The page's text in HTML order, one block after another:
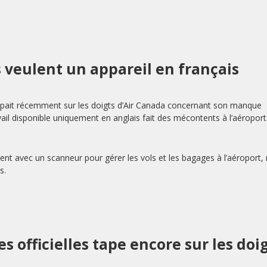
veulent un appareil en français
récemment sur les doigts d’Air Canada concernant son manque
disponible uniquement en anglais fait des mécontents à l’aéroport
avec un scanneur pour gérer les vols et les bagages à l’aéroport,
officielles tape encore sur les